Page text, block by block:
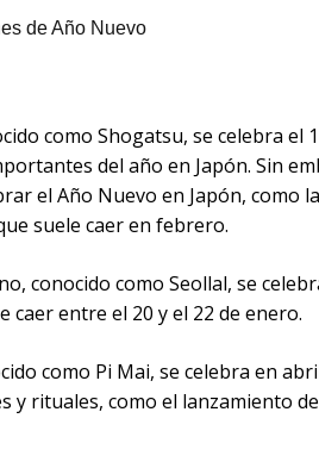
como Shogatsu, se celebra el
del año en Japón. Sin
el Año Nuevo en Japón, como la
suele caer en febrero.
conocido como Seollal, se
entre el 20 y el 22 de enero.
como Pi Mai, se celebra en
y rituales, como el lanzamiento